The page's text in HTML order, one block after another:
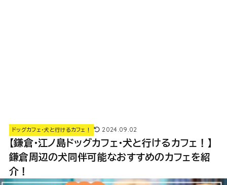
ドッグカフェ・犬と行けるカフェ！ 2024.09.02
【鎌倉・江ノ島ドッグカフェ・犬と行けるカフェ！】
鎌倉周辺の犬同伴可能なおすすめのカフェを紹
介！